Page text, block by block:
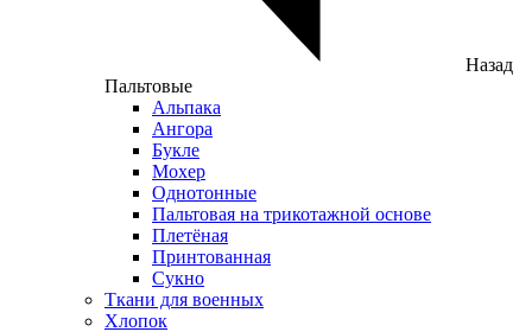
Назад
Пальтовые
Альпака
Ангора
Букле
Мохер
Однотонные
Пальтовая на трикотажной основе
Плетёная
Принтованная
Сукно
Ткани для военных
Хлопок